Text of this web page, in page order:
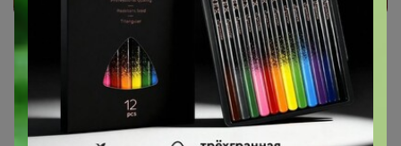
Как здесь все устроено?
Как сделать заказ?
Как получить?